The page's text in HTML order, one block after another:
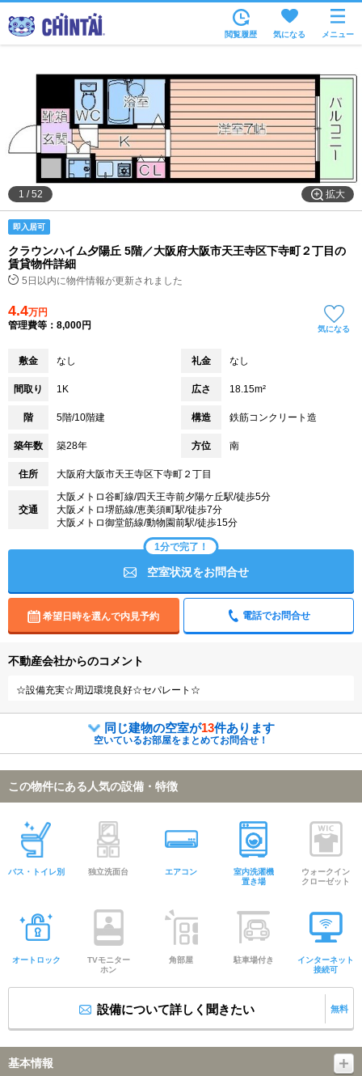
住所から
家賃相場から
通勤通学時間から
物件特集から
閲覧履歴 気になる メニュー
拡大
1 /52
即入居可
クラウンハイム夕陽丘 5階／大阪府大阪市天王寺区下寺町２丁目の
賃貸物件詳細
5日以内に物件情報が更新されました
4.4万円
管理費等：8,000円
気になる
敷金 なし 礼金 なし
間取り 1K 広さ 18.15m²
階 5階/10階建 構造 鉄筋コンクリート造
築年数 築28年 方位 南
住所 大阪府大阪市天王寺区下寺町２丁目
交通
大阪メトロ谷町線/四天王寺前夕陽ケ丘駅/徒歩5分
大阪メトロ堺筋線/恵美須町駅/徒歩7分
大阪メトロ御堂筋線/動物園前駅/徒歩15分
1分で完了！
空室状況をお問合せ
希望日時を選んで内見予約 電話でお問合せ
不動産会社からのコメント
☆設備充実☆周辺環境良好☆セパレート☆
同じ建物の空室が13件あります
空いているお部屋をまとめてお問合せ！
この物件にある人気の設備・特徴
バス・トイレ別 独立洗面台 エアコン
室内洗濯機
置き場
ウォークイン
クローゼット
オートロック
TVモニター
ホン
角部屋 駐車場付き
インターネット
接続可
設備について詳しく聞きたい 無料
基本情報